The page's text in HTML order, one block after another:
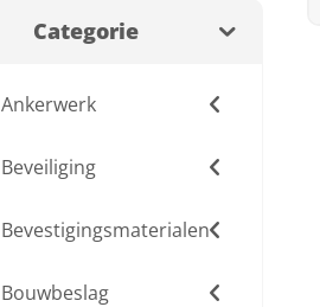
Categorie
Ankerwerk
Beveiliging
Bevestigingsmaterialen
Bouwbeslag